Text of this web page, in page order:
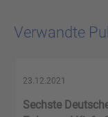
Verwandte
23.12.2021
Sechste